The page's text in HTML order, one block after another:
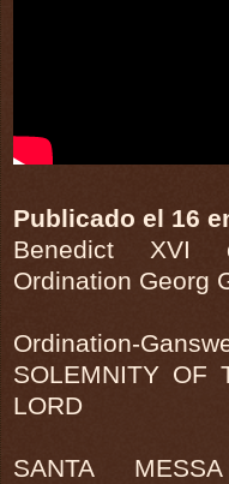
Publicado el 16
Benedict XVI
Ordination Georg
Ordination-
SOLEMNITY OF
LORD
SANTA